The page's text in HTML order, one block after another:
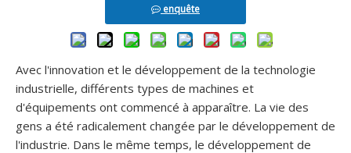
Cintreuse de tuyau d'échappement en alliage CNC avec certificat CE
enquête
Avec l'innovation et le développement de la technologie
industrielle, différents types de machines et
d'équipements ont commencé à apparaître. La vie des
gens a été radicalement changée par le développement de
l'industrie. Dans le même temps, le développement de